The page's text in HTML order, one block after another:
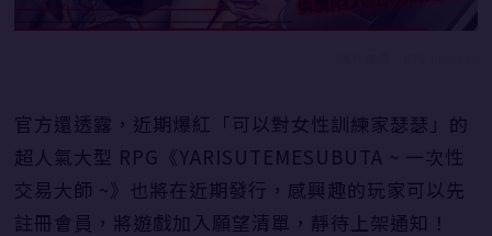
官方還透露，近期爆紅「可以對女性訓練家瑟瑟」的
超人氣大型 RPG《YARISUTEMESUBUTA ~ 一次性
交易大師 ~》也將在近期發行，感興趣的玩家可以先
註冊會員，將遊戲加入願望清單，靜待上架通知！